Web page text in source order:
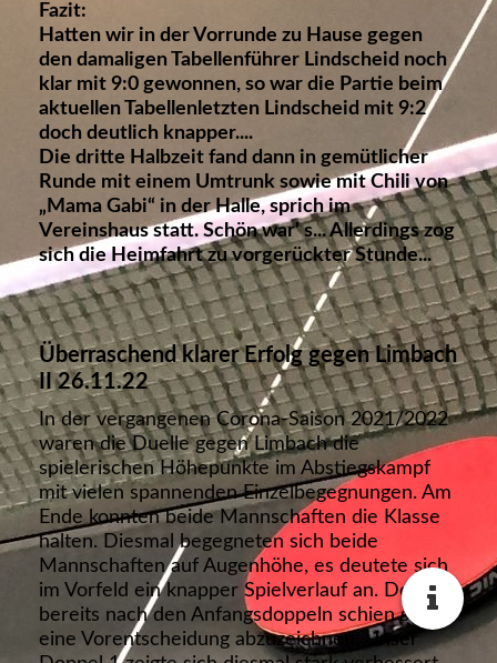
Fazit:
Hatten wir in der Vorrunde zu Hause gegen
den damaligen Tabellenführer Lindscheid noch
klar mit 9:0 gewonnen, so war die Partie beim
aktuellen Tabellenletzten Lindscheid mit 9:2
doch deutlich knapper....
Die dritte Halbzeit fand dann in gemütlicher
Runde mit einem Umtrunk sowie mit Chili von
„Mama Gabi“ in der Halle, sprich im
Vereinshaus statt. Schön war' s... Allerdings zog
sich die Heimfahrt zu vorgerückter Stunde...
Überraschend klarer Erfolg gegen Limbach
II 26.11.22
In der vergangenen Corona-Saison 2021/2022
waren die Duelle gegen Limbach die
spielerischen Höhepunkte im Abstiegskampf
mit vielen spannenden Einzelbegegnungen. Am
Ende konnten beide Mannschaften die Klasse
halten. Diesmal begegneten sich beide
Mannschaften auf Augenhöhe, es deutete sich
im Vorfeld ein knapper Spielverlauf an. Doch
bereits nach den Anfangsdoppeln schien sich
eine Vorentscheidung abzuzeichnen. Unser